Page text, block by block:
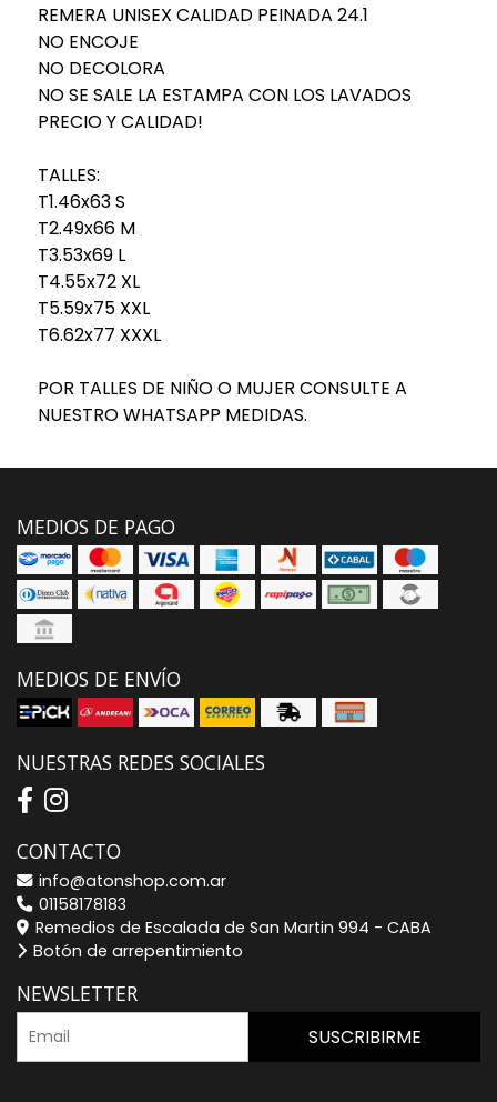
REMERA UNISEX CALIDAD PEINADA 24.1
NO ENCOJE
NO DECOLORA
NO SE SALE LA ESTAMPA CON LOS LAVADOS
PRECIO Y CALIDAD!
TALLES:
T1.46x63 S
T2.49x66 M
T3.53x69 L
T4.55x72 XL
T5.59x75 XXL
T6.62x77 XXXL
POR TALLES DE NIÑO O MUJER CONSULTE A
NUESTRO WHATSAPP MEDIDAS.
MEDIOS DE PAGO
MEDIOS DE ENVÍO
NUESTRAS REDES SOCIALES
CONTACTO
info@atonshop.com.ar
01158178183
Remedios de Escalada de San Martin 994 - CABA
Botón de arrepentimiento
NEWSLETTER
SUSCRIBIRME